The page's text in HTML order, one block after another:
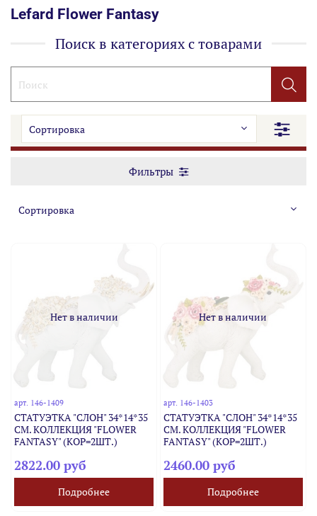
Lefard Flower Fantasy
Поиск в категориях с товарами
Фильтры
Нет в наличии
арт. 146-1409
СТАТУЭТКА "СЛОН" 34*14*35
СМ. КОЛЛЕКЦИЯ "FLOWER
FANTASY" (КОР=2ШТ.)
2822.00 руб
Подробнее
Нет в наличии
арт. 146-1403
СТАТУЭТКА "СЛОН" 34*14*35
СМ. КОЛЛЕКЦИЯ "FLOWER
FANTASY" (КОР=2ШТ.)
2460.00 руб
Подробнее